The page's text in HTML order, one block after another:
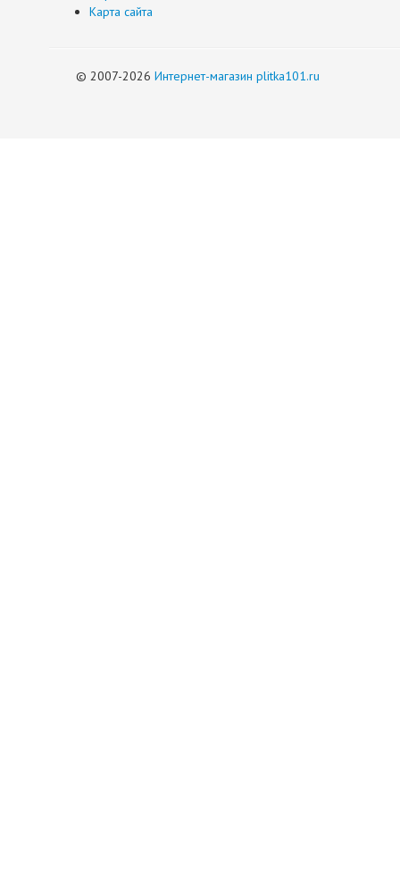
Карта сайта
© 2007-2026 Интернет-магазин plitka101.ru